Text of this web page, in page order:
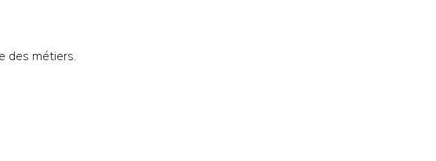
des métiers.